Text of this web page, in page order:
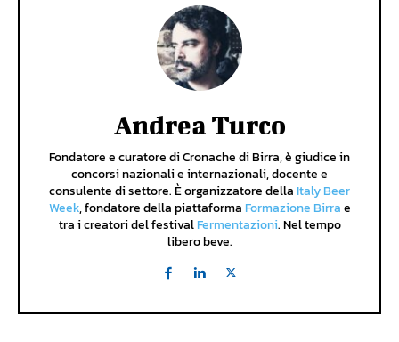
Andrea Turco
Fondatore e curatore di Cronache di Birra, è giudice in
concorsi nazionali e internazionali, docente e
consulente di settore. È organizzatore della Italy Beer
Week, fondatore della piattaforma Formazione Birrae
tra i creatori del festivalFermentazioni. Nel tempo
libero beve.